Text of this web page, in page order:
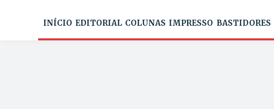
INÍCIO EDITORIAL COLUNAS IMPRESSO BASTIDORES